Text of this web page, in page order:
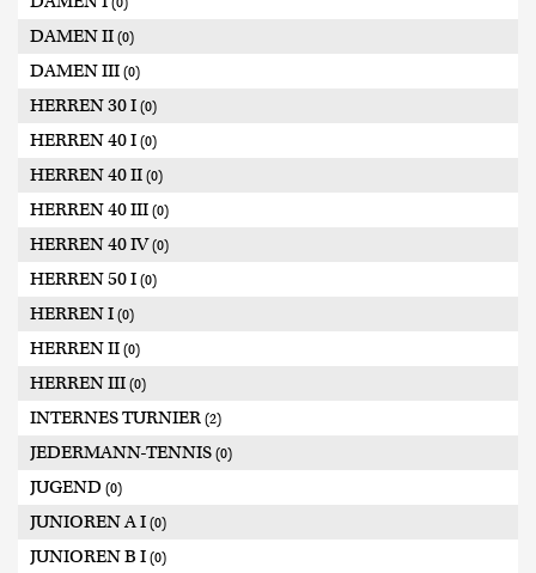
DAMEN II (0)
DAMEN III (0)
HERREN 30 I (0)
HERREN 40 I (0)
HERREN 40 II (0)
HERREN 40 III (0)
HERREN 40 IV(0)
HERREN 50 I (0)
HERREN I (0)
HERREN II (0)
HERREN III (0)
INTERNES TURNIER (2)
JEDERMANN-TENNIS (0)
JUGEND (0)
JUNIOREN A I (0)
JUNIOREN B I (0)